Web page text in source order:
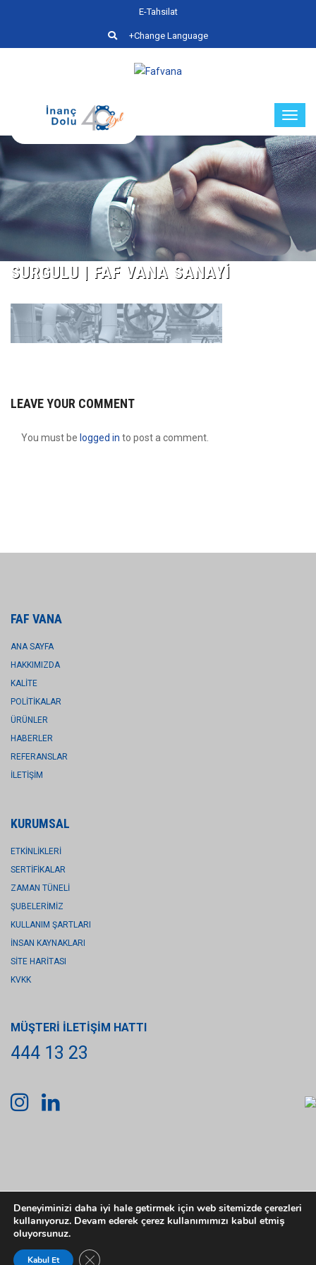
E-Tahsilat
+Change Language
SURGULU | FAF VANA SANAYI
LEAVE YOUR COMMENT
You must be logged in to post a comment.
FAF VANA
ANA SAYFA
HAKKIMIZDA
KALİTE
POLİTİKALAR
ÜRÜNLER
HABERLER
REFERANSLAR
İLETİŞİM
KURUMSAL
ETKİNLİKLERİ
SERTİFİKALAR
ZAMAN TÜNELİ
ŞUBELERİMİZ
KULLANIM ŞARTLARI
İNSAN KAYNAKLARI
SİTE HARİTASI
KVKK
MÜŞTERİ İLETİŞİM HATTI
444 13 23
Deneyiminizi daha iyi hale getirmek için web sitemizde çerezleri
kullanıyoruz. Devam ederek çerez kullanımımızı kabul etmiş
oluyorsunuz.
Kabul Et Close GDPR Cookie Banner